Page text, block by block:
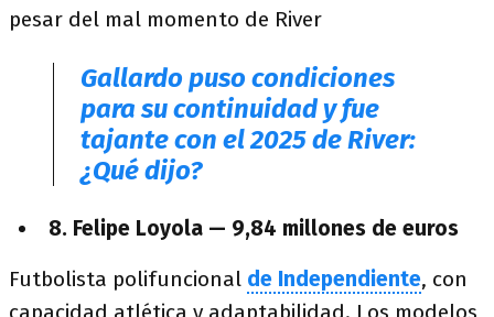
pesar del mal momento de River
Gallardo puso condiciones
para su continuidad y fue
tajante con el 2025 de River:
¿Qué dijo?
8. Felipe Loyola — 9,84 millones de euros
Futbolista polifuncional de Independiente, con
capacidad atlética y adaptabilidad. Los modelos